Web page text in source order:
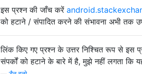
इस प्रश्न की जाँच करें
को हटाने / संपादित करने की संभावना अभी तक
लिंक किए गए प्रश्न के उत्तर निश्चित रूप से इस
संपर्कों को हटाने के बारे में है, मुझे नहीं लगता कि